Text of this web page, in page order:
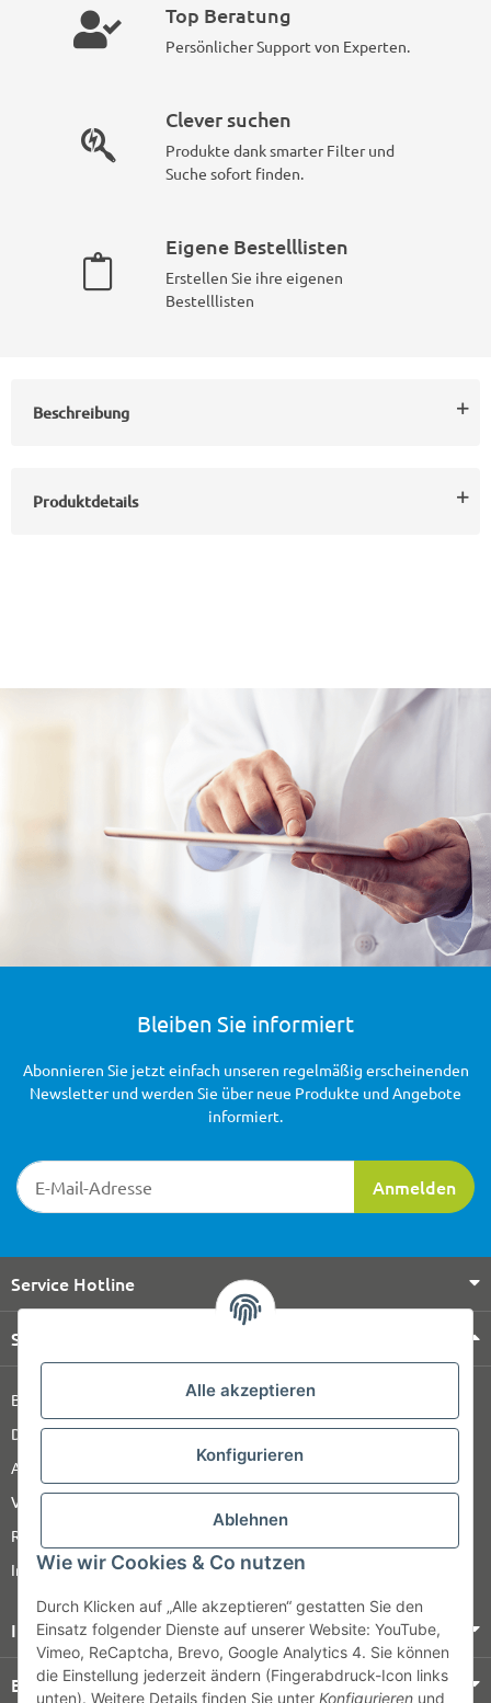
Alle akzeptieren
Konfigurieren
Ablehnen
Wie wir Cookies & Co nutzen
Durch Klicken auf „Alle akzeptieren“ gestatten Sie den
Einsatz folgender Dienste auf unserer Website: YouTube,
Vimeo, ReCaptcha, Brevo, Google Analytics 4. Sie können
die Einstellung jederzeit ändern (Fingerabdruck-Icon links
unten). Weitere Details finden Sie unter Konfigurieren und
Top Beratung
Persönlicher Support von Experten.
Clever suchen
Produkte dank smarter Filter und
Suche sofort finden.
Eigene Bestelllisten
Erstellen Sie ihre eigenen
Bestelllisten
Beschreibung
Produktdetails
Bleiben Sie informiert
Newsletter-Registrierung
Anmelden
Abonnieren Sie jetzt einfach unseren regelmäßig erscheinenden
Newsletter und werden Sie über neue Produkte und Angebote
informiert.
Service Hotline
Shop Service
Barrierefreiheitserklärung
Datenschutz
AGB
Versandinformationen
Retour
Impressum
Informationen
Bezahlung & Versand